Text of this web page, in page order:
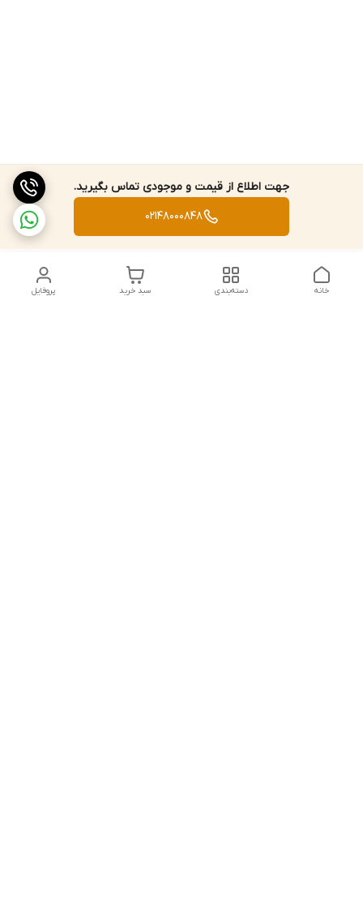
جهت اطلاع از قیمت و موجودی تماس بگیرید.
02148000848
پروفایل سبد خرید دسته‌بندی خانه